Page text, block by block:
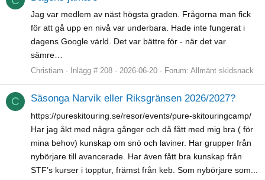
Jag var medlem av näst högsta graden. Frågorna man fick
för att gå upp en nivå var underbara. Hade inte fungerat i
dagens Google värld. Det var bättre för - när det var
sämre…
Christiam Inlägg # 208 2026-06-20 Forum: Allmänt skidsnack
C Säsonga Narvik eller Riksgränsen 2026/2027?
https://pureskitouring.se/resor/events/pure-skitouringcamp/
Har jag åkt med några gånger och då fått med mig bra ( för
mina behov) kunskap om snö och laviner. Har grupper från
nybörjare till avancerade. Har även fått bra kunskap från
STF’s kurser i topptur, främst från keb. Som nybörjare som...